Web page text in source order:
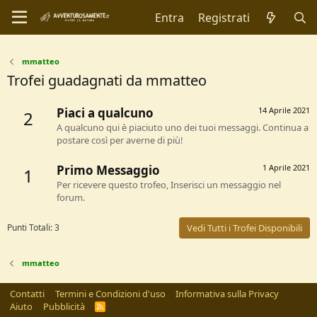
Entra Registrati
mmatteo
Trofei guadagnati da mmatteo
2 14 Aprile 2021
Piaci a qualcuno
A qualcuno qui è piaciuto uno dei tuoi messaggi. Continua a
postare così per averne di più!
1 1 Aprile 2021
Primo Messaggio
Per ricevere questo trofeo, Inserisci un messaggio nel
forum.
Punti Totali: 3 Vedi Tutti i Trofei Disponibili
mmatteo
Contatti Termini e Condizioni d'uso
Informativa sulla Privacy
Aiuto
Pubblicità
R